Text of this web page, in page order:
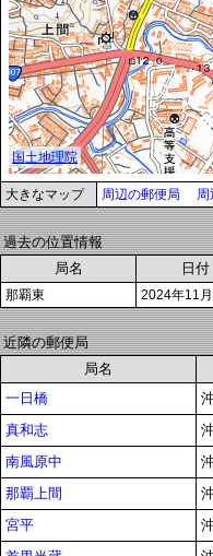
大きなマップ 周辺の郵便局 周
過去の位置情報
局名
日付
那覇東 2024年11月
近隣の郵便局
局名
一日橋
真和志
南風原中
那覇上間
宮平